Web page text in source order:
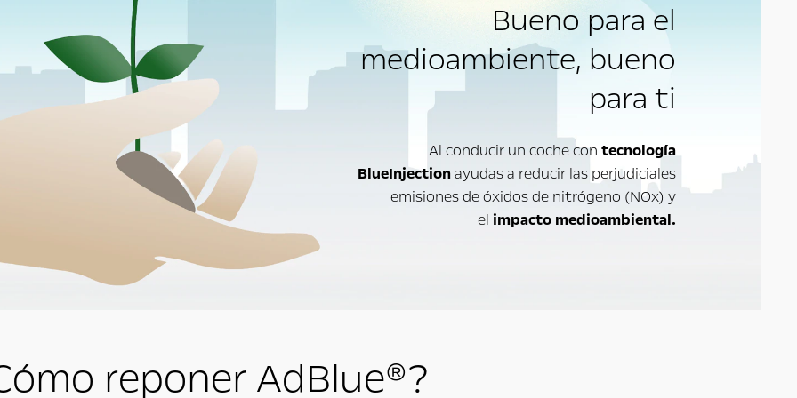
Bueno para el
medioambiente, bueno
para ti
Al conducir un coche con tecnología
BlueInjectionayudas a reducir las perjudiciales
emisiones de óxidos de nitrógeno (NOx) y
el impacto medioambiental.
reponer AdBlue®?